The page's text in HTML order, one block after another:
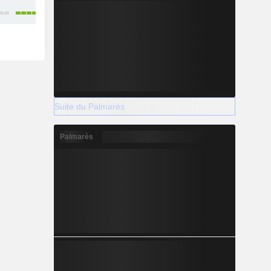
Suite du Palmarès
Palmarès